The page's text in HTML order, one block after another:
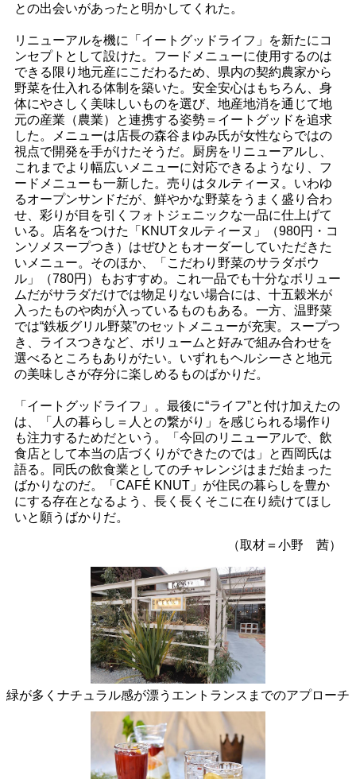
との出会いがあったと明かしてくれた。
リニューアルを機に「イートグッドライフ」を新たにコ
ンセプトとして設けた。フードメニューに使用するのは
できる限り地元産にこだわるため、県内の契約農家から
野菜を仕入れる体制を築いた。安全安心はもちろん、身
体にやさしく美味しいものを選び、地産地消を通じて地
元の産業（農業）と連携する姿勢＝イートグッドを追求
した。メニューは店長の森谷まゆみ氏が女性ならではの
視点で開発を手がけたそうだ。厨房をリニューアルし、
これまでより幅広いメニューに対応できるようなり、フ
ードメニューも一新した。売りはタルティーヌ。いわゆ
るオープンサンドだが、鮮やかな野菜をうまく盛り合わ
せ、彩りが目を引くフォトジェニックな一品に仕上げて
いる。店名をつけた「KNUTタルティーヌ」（980円・コ
ンソメスープつき）はぜひともオーダーしていただきた
いメニュー。そのほか、「こだわり野菜のサラダボウ
ル」（780円）もおすすめ。これ一品でも十分なボリュー
ムだがサラダだけでは物足りない場合には、十五穀米が
入ったものや肉が入っているものもある。一方、温野菜
では“鉄板グリル野菜”のセットメニューが充実。スープつ
き、ライスつきなど、ボリュームと好みで組み合わせを
選べるところもありがたい。いずれもヘルシーさと地元
の美味しさが存分に楽しめるものばかりだ。
「イートグッドライフ」。最後に“ライフ”と付け加えたの
は、「人の暮らし＝人との繋がり」を感じられる場作り
も注力するためだという。「今回のリニューアルで、飲
食店として本当の店づくりができたのでは」と西岡氏は
語る。同氏の飲食業としてのチャレンジはまだ始まった
ばかりなのだ。「CAFÉ KNUT」が住民の暮らしを豊か
にする存在となるよう、長く長くそこに在り続けてほし
いと願うばかりだ。
（取材＝小野 茜）
緑が多くナチュラル感が漂うエントランスまでのアプローチ